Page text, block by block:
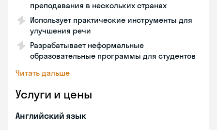
преподавания в нескольких странах
Использует практические инструменты для
улучшения речи
Разрабатывает неформальные
образовательные программы для студентов
Читать дальше
Услуги и цены
Английский язык